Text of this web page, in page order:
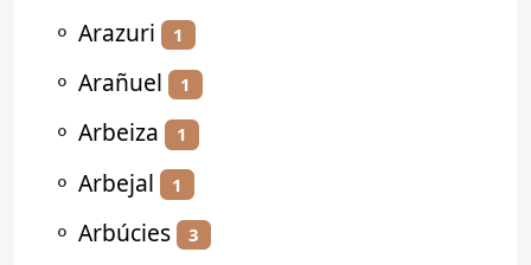
⚬ Arazuri 1
⚬ Arañuel 1
⚬ Arbeiza 1
⚬ Arbejal 1
⚬ Arbúcies 3